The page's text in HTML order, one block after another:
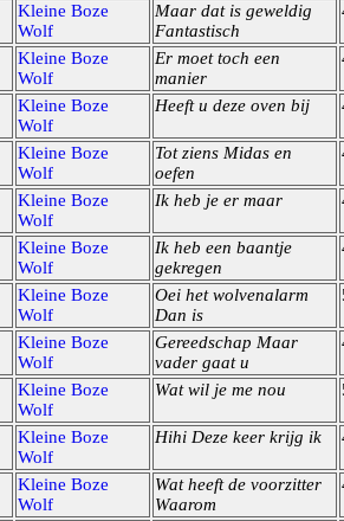
Kleine Boze
Wolf
Maar dat is geweldig
Fantastisch
Kleine Boze
Wolf
Er moet toch een
manier
Kleine Boze
Wolf
Heeft u deze oven bij
Kleine Boze
Wolf
Tot ziens Midas en
oefen
Kleine Boze
Wolf
Ik heb je er maar
Kleine Boze
Wolf
Ik heb een baantje
gekregen
Kleine Boze
Wolf
Oei het wolvenalarm
Dan is
Kleine Boze
Wolf
Gereedschap Maar
vader gaat u
Kleine Boze
Wolf
Wat wil je me nou
Kleine Boze
Wolf
Hihi Deze keer krijg ik
Kleine Boze
Wolf
Wat heeft de voorzitter
Waarom